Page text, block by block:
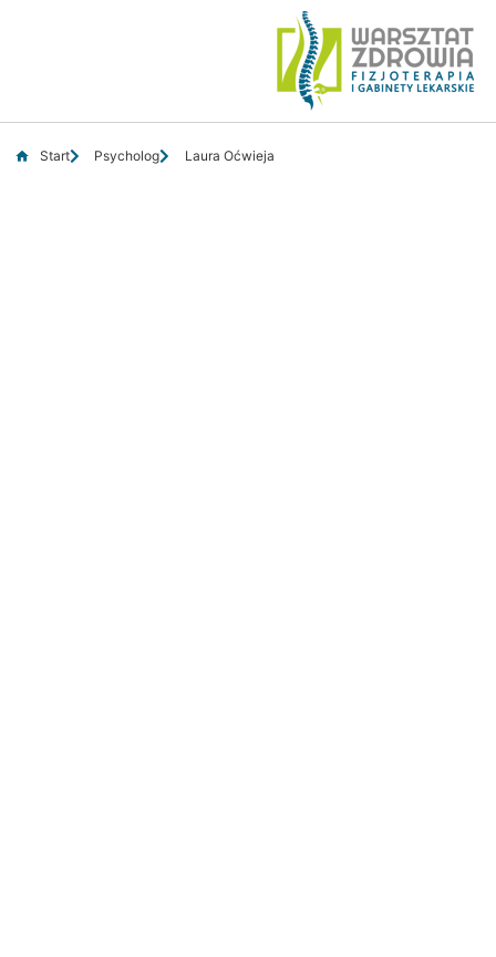
Start Psycholog Laura Oćwieja